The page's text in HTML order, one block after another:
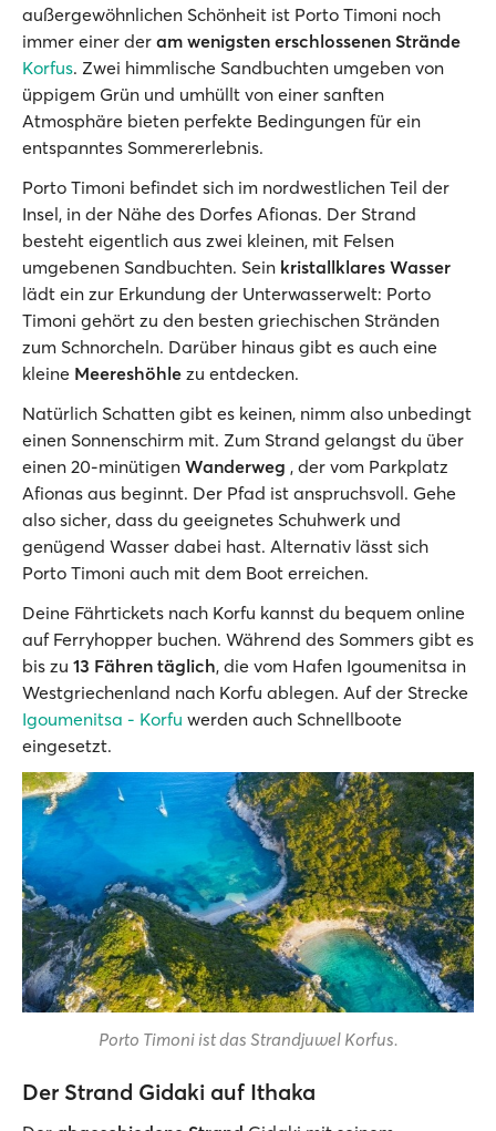
außergewöhnlichen Schönheit ist Porto Timoni noch
immer einer der am wenigsten erschlossenen Strände
Korfus. Zwei himmlische Sandbuchten umgeben von
üppigem Grün und umhüllt von einer sanften
Atmosphäre bieten perfekte Bedingungen für ein
entspanntes Sommererlebnis.
Porto Timoni befindet sich im nordwestlichen Teil der
Insel, in der Nähe des Dorfes Afionas. Der Strand
besteht eigentlich aus zwei kleinen, mit Felsen
umgebenen Sandbuchten. Sein kristallklares Wasser
lädt ein zur Erkundung der Unterwasserwelt: Porto
Timoni gehört zu den besten griechischen Stränden
zum Schnorcheln. Darüber hinaus gibt es auch eine
kleine Meereshöhle zu entdecken.
Natürlich Schatten gibt es keinen, nimm also unbedingt
einen Sonnenschirm mit. Zum Strand gelangst du über
einen 20-minütigen Wanderweg , der vom Parkplatz
Afionas aus beginnt. Der Pfad ist anspruchsvoll. Gehe
also sicher, dass du geeignetes Schuhwerk und
genügend Wasser dabei hast. Alternativ lässt sich
Porto Timoni auch mit dem Boot erreichen.
Deine Fährtickets nach Korfu kannst du bequem online
auf Ferryhopper buchen. Während des Sommers gibt es
bis zu 13 Fähren täglich, die vom Hafen Igoumenitsa in
Westgriechenland nach Korfu ablegen. Auf der Strecke
Igoumenitsa - Korfu werden auch Schnellboote
eingesetzt.
Porto Timoni ist das Strandjuwel Korfus.
Der Strand Gidaki auf Ithaka